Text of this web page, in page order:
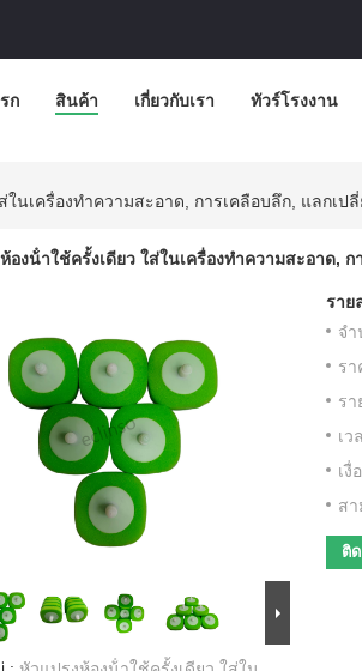
ก สินค้า เกี่ยวกับเรา ทัวร์โรงงาน
ในเครื่องทําความสะอาด, การเคลือบลึก, แลกเป
องน้ําใช้ครั้งเดียว ใส่ในเครื่องทําความสะอาด,
ราย
จ
รา
รา
เว
เงื่
ส
ติ